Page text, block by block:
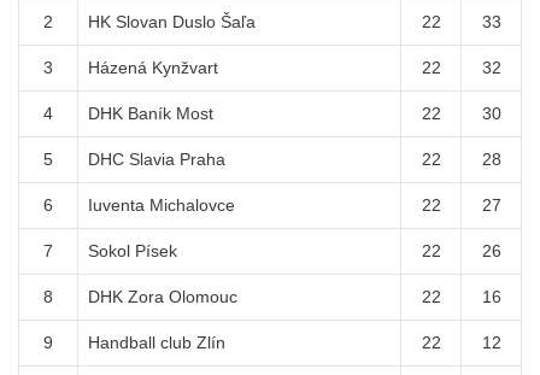
2 HK Slovan Duslo Šaľa 22 33
3 Házená Kynžvart 22 32
4 DHK Baník Most 22 30
5 DHC Slavia Praha 22 28
6 Iuventa Michalovce 22 27
7 Sokol Písek 22 26
8 DHK Zora Olomouc 22 16
9 Handball club Zlín 22 12